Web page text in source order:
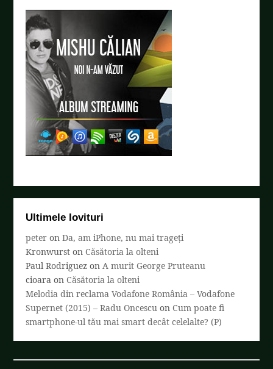
Ultimele lovituri
peter onDa, am iPhone, nu mai trageți
Kronwurst onCăsătoria la olteni
Paul Rodriguez onA murit George Pruteanu
cioara onCăsătoria la olteni
Melodia din reclama Vodafone România – Vodafone
Supernet (2015) – Radu Oncescu onCum poate fi
smartphone-ul tău mai smart decât celelalte? (P)